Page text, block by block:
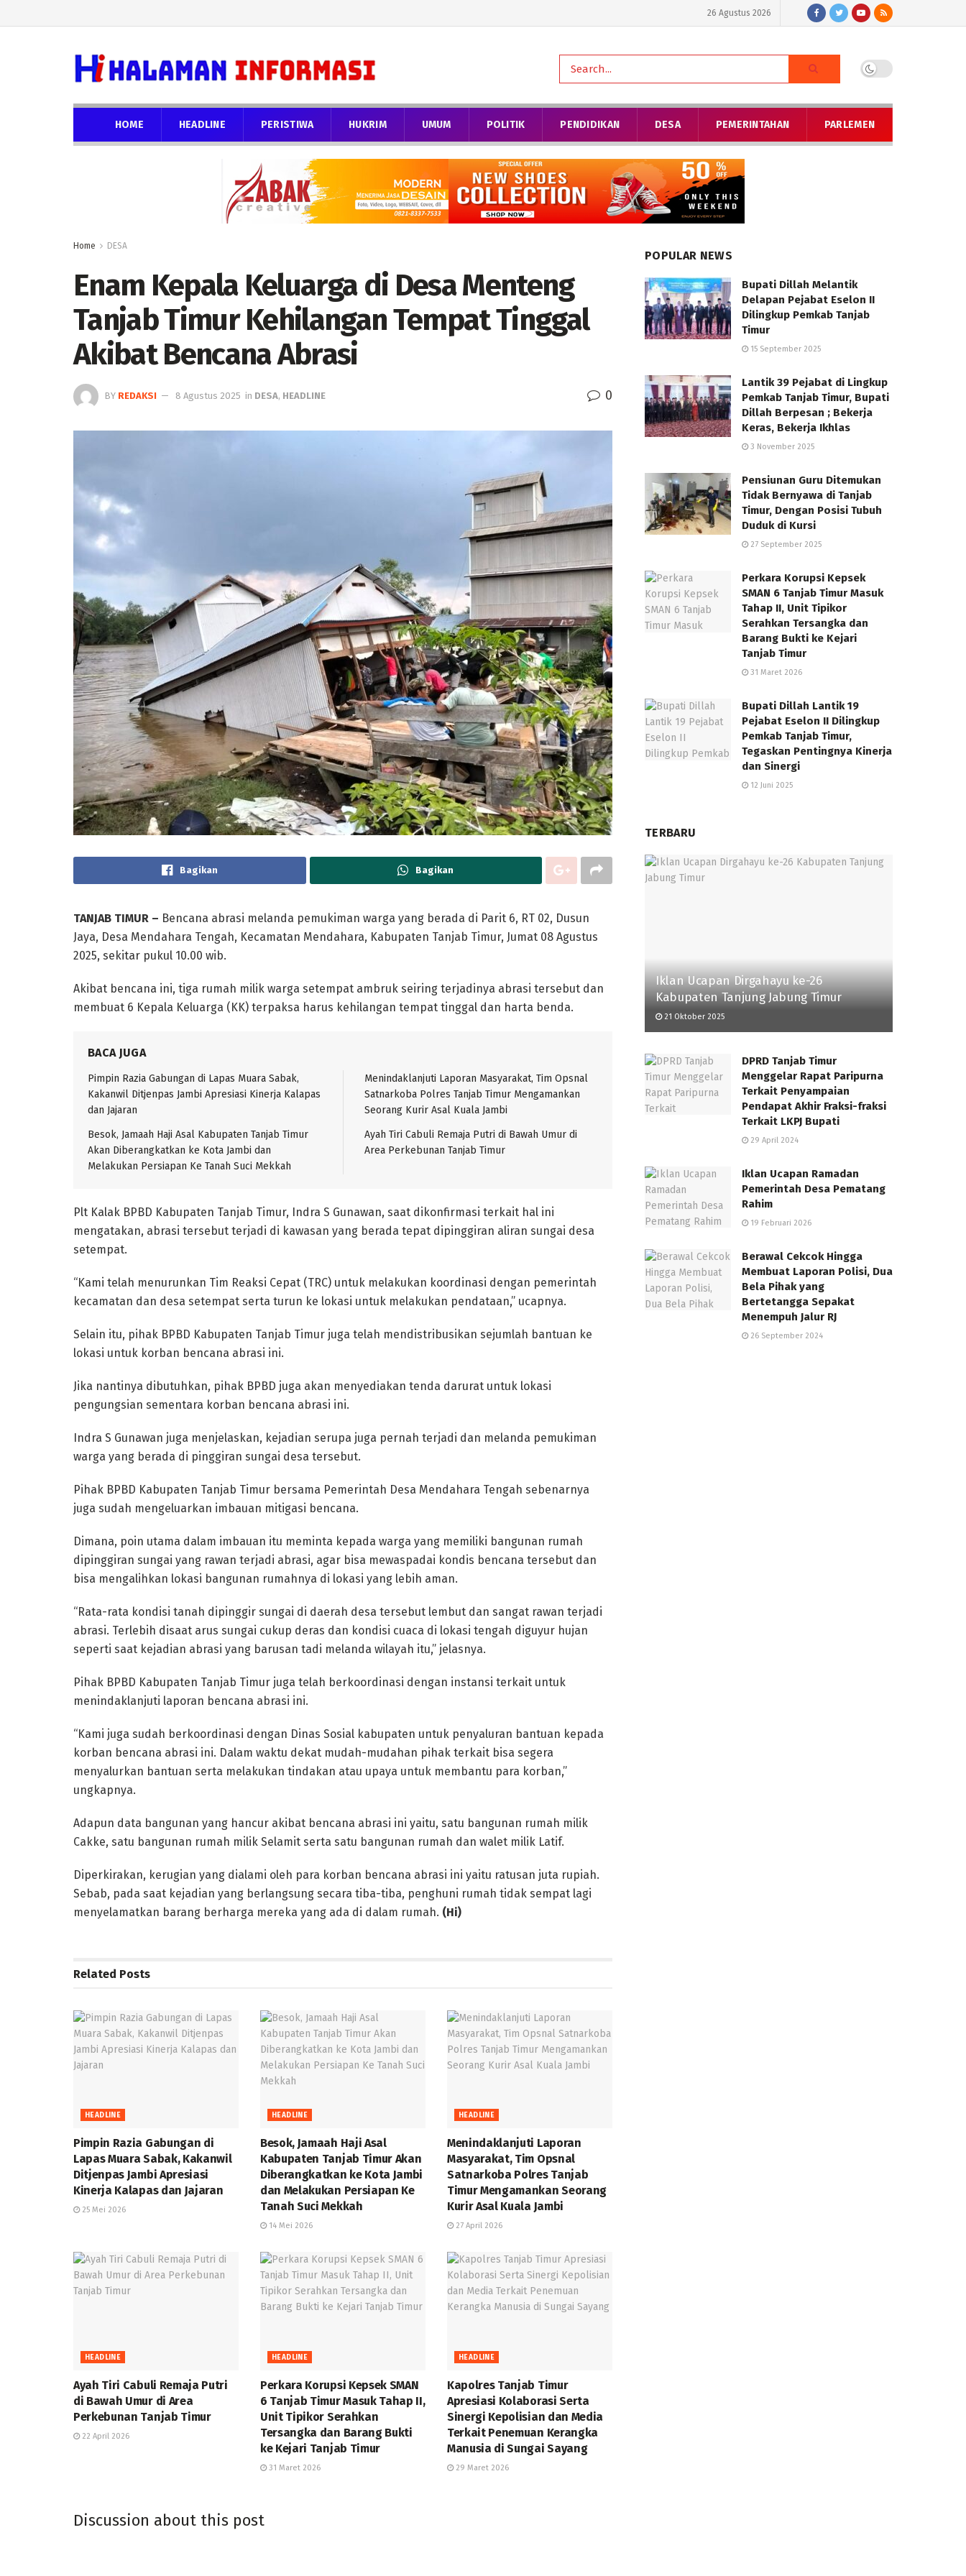
26 Agustus 2026
HOME HEADLINE PERISTIWA HUKRIM UMUM POLITIK PENDIDIKAN DESA PEMERINTAHAN PARLEMEN
Home DESA
Enam Kepala Keluarga di Desa Menteng
Tanjab Timur Kehilangan Tempat Tinggal
Akibat Bencana Abrasi
BY REDAKSI 8 Agustus 2025 in DESA, HEADLINE 0
Bagikan Bagikan
TANJAB TIMUR – Bencana abrasi melanda pemukiman warga yang berada di Parit 6, RT 02, Dusun
Jaya, Desa Mendahara Tengah, Kecamatan Mendahara, Kabupaten Tanjab Timur, Jumat 08 Agustus
2025, sekitar pukul 10.00 wib.
Akibat bencana ini, tiga rumah milik warga setempat ambruk seiring terjadinya abrasi tersebut dan
membuat 6 Kepala Keluarga (KK) terpaksa harus kehilangan tempat tinggal dan harta benda.
BACA JUGA
Pimpin Razia Gabungan di Lapas Muara Sabak,
Kakanwil Ditjenpas Jambi Apresiasi Kinerja Kalapas
dan Jajaran
Besok, Jamaah Haji Asal Kabupaten Tanjab Timur
Akan Diberangkatkan ke Kota Jambi dan
Melakukan Persiapan Ke Tanah Suci Mekkah
Menindaklanjuti Laporan Masyarakat, Tim Opsnal
Satnarkoba Polres Tanjab Timur Mengamankan
Seorang Kurir Asal Kuala Jambi
Ayah Tiri Cabuli Remaja Putri di Bawah Umur di
Area Perkebunan Tanjab Timur
Plt Kalak BPBD Kabupaten Tanjab Timur, Indra S Gunawan, saat dikonfirmasi terkait hal ini
mengatakan, abrasi tersebut terjadi di kawasan yang berada tepat dipinggiran aliran sungai desa
setempat.
“Kami telah menurunkan Tim Reaksi Cepat (TRC) untuk melakukan koordinasi dengan pemerintah
kecamatan dan desa setempat serta turun ke lokasi untuk melakukan pendataan,” ucapnya.
Selain itu, pihak BPBD Kabupaten Tanjab Timur juga telah mendistribusikan sejumlah bantuan ke
lokasi untuk korban bencana abrasi ini.
Jika nantinya dibutuhkan, pihak BPBD juga akan menyediakan tenda darurat untuk lokasi
pengungsian sementara korban bencana abrasi ini.
Indra S Gunawan juga menjelaskan, kejadian serupa juga pernah terjadi dan melanda pemukiman
warga yang berada di pinggiran sungai desa tersebut.
Pihak BPBD Kabupaten Tanjab Timur bersama Pemerintah Desa Mendahara Tengah sebenarnya
juga sudah mengeluarkan imbauan mitigasi bencana.
Dimana, poin utama dalam imbauan itu meminta kepada warga yang memiliki bangunan rumah
dipinggiran sungai yang rawan terjadi abrasi, agar bisa mewaspadai kondis bencana tersebut dan
bisa mengalihkan lokasi bangunan rumahnya di lokasi yang lebih aman.
“Rata-rata kondisi tanah dipinggir sungai di daerah desa tersebut lembut dan sangat rawan terjadi
abrasi. Terlebih disaat arus sungai cukup deras dan kondisi cuaca di lokasi tengah diguyur hujan
seperti saat kejadian abrasi yang barusan tadi melanda wilayah itu,” jelasnya.
Pihak BPBD Kabupaten Tanjab Timur juga telah berkoordinasi dengan instansi terkait untuk
menindaklanjuti laporan bencana abrasi ini.
“Kami juga sudah berkoordinasi dengan Dinas Sosial kabupaten untuk penyaluran bantuan kepada
korban bencana abrasi ini. Dalam waktu dekat mudah-mudahan pihak terkait bisa segera
menyalurkan bantuan serta melakukan tindakan atau upaya untuk membantu para korban,”
ungkapnya.
Adapun data bangunan yang hancur akibat bencana abrasi ini yaitu, satu bangunan rumah milik
Cakke, satu bangunan rumah milik Selamit serta satu bangunan rumah dan walet milik Latif.
Diperkirakan, kerugian yang dialami oleh para korban bencana abrasi ini yaitu ratusan juta rupiah.
Sebab, pada saat kejadian yang berlangsung secara tiba-tiba, penghuni rumah tidak sempat lagi
menyelamatkan barang berharga mereka yang ada di dalam rumah. (Hi)
Related Posts
HEADLINE
Pimpin Razia Gabungan di
Lapas Muara Sabak, Kakanwil
Ditjenpas Jambi Apresiasi
Kinerja Kalapas dan Jajaran
25 Mei 2026
HEADLINE
Besok, Jamaah Haji Asal
Kabupaten Tanjab Timur Akan
Diberangkatkan ke Kota Jambi
dan Melakukan Persiapan Ke
Tanah Suci Mekkah
14 Mei 2026
HEADLINE
Menindaklanjuti Laporan
Masyarakat, Tim Opsnal
Satnarkoba Polres Tanjab
Timur Mengamankan Seorang
Kurir Asal Kuala Jambi
27 April 2026
HEADLINE
Ayah Tiri Cabuli Remaja Putri
di Bawah Umur di Area
Perkebunan Tanjab Timur
22 April 2026
HEADLINE
Perkara Korupsi Kepsek SMAN
6 Tanjab Timur Masuk Tahap II,
Unit Tipikor Serahkan
Tersangka dan Barang Bukti
ke Kejari Tanjab Timur
31 Maret 2026
HEADLINE
Kapolres Tanjab Timur
Apresiasi Kolaborasi Serta
Sinergi Kepolisian dan Media
Terkait Penemuan Kerangka
Manusia di Sungai Sayang
29 Maret 2026
Discussion about this post
POPULAR NEWS
Bupati Dillah Melantik
Delapan Pejabat Eselon II
Dilingkup Pemkab Tanjab
Timur
15 September 2025
Lantik 39 Pejabat di Lingkup
Pemkab Tanjab Timur, Bupati
Dillah Berpesan ; Bekerja
Keras, Bekerja Ikhlas
3 November 2025
Pensiunan Guru Ditemukan
Tidak Bernyawa di Tanjab
Timur, Dengan Posisi Tubuh
Duduk di Kursi
27 September 2025
Perkara Korupsi Kepsek
SMAN 6 Tanjab Timur Masuk
Tahap II, Unit Tipikor
Serahkan Tersangka dan
Barang Bukti ke Kejari
Tanjab Timur
31 Maret 2026
Bupati Dillah Lantik 19
Pejabat Eselon II Dilingkup
Pemkab Tanjab Timur,
Tegaskan Pentingnya Kinerja
dan Sinergi
12 Juni 2025
TERBARU
Iklan Ucapan Dirgahayu ke-26
Kabupaten Tanjung Jabung Timur
21 Oktober 2025
DPRD Tanjab Timur
Menggelar Rapat Paripurna
Terkait Penyampaian
Pendapat Akhir Fraksi-fraksi
Terkait LKPJ Bupati
29 April 2024
Iklan Ucapan Ramadan
Pemerintah Desa Pematang
Rahim
19 Februari 2026
Berawal Cekcok Hingga
Membuat Laporan Polisi, Dua
Bela Pihak yang
Bertetangga Sepakat
Menempuh Jalur RJ
26 September 2024